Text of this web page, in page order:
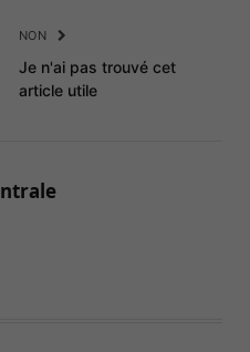
NON
Je n'ai pas trouvé cet
article utile